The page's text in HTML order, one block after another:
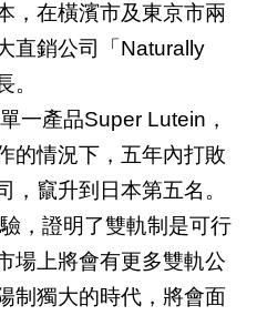
，在橫濱市及東京市兩
直銷公司「Naturally
。
一產品Super Lutein，
的情況下，五年內打敗
，竄升到日本第五名。
，證明了雙軌制是可行
場上將會有更多雙軌公
制獨大的時代，將會面